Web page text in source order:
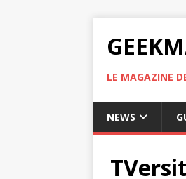
LE MAGAZINE
NEWS